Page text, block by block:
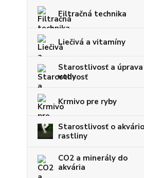
Filtračná technika
Liečivá a vitamíny
Starostlivosť a úprava
vody
Krmivo pre ryby
Starostlivosť o
rastliny
CO2 a minerály do
akvária